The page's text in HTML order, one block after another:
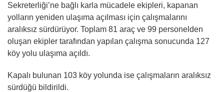
Sekreterliği’ne bağlı karla mücadele ekipleri, kapanan
yolların yeniden ulaşıma açılması için çalışmalarını
aralıksız sürdürüyor. Toplam 81 araç ve 99 personelden
oluşan ekipler tarafından yapılan çalışma sonucunda 127
köy yolu ulaşıma açıldı.
Kapalı bulunan 103 köy yolunda ise çalışmaların aralıksız
sürdüğü bildirildi.